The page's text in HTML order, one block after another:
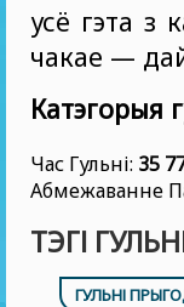
усё гэта з
чакае —
Катэгорыя
Час Гульні: 35
Абмежаванне
ТЭГІ
ГУЛЬНІ